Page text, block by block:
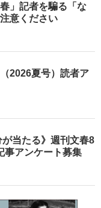
」記者を騙る「な
意ください
2026夏号）読者ア
が当たる》週刊文春8
事アンケート募集